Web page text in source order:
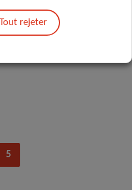
5
Tout rejeter